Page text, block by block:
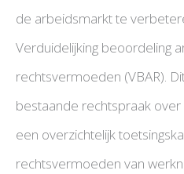
de arbeidsmarkt te
Verduidelijking beoordeling
rechtsvermoeden (VBAR).
bestaande rechtspraak
een overzichtelijk
rechtsvermoeden van